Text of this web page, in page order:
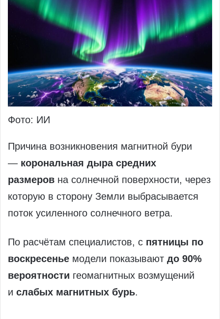
Фото: ИИ
Причина возникновения магнитной бури
— корональная дыра средних
размеров на солнечной поверхности, через
которую в сторону Земли выбрасывается
поток усиленного солнечного ветра.
По расчётам специалистов, с пятницы по
воскресенье модели показывают до 90%
вероятности геомагнитных возмущений
и слабых магнитных бурь.